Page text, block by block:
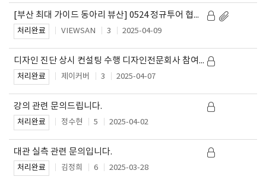
[부산 최대 가이드 동아리 뷰산] 0524 정규투어 협찬 제안의 건
처리완료 VIEWSAN 3 2025-04-09
디자인 진단 상시 컨설팅 수행 디자인전문회사 참여 방법 문의
처리완료 제이커버 3 2025-04-07
강의 관련 문의드립니다.
처리완료 정수현 5 2025-04-02
대관 실측 관련 문의입니다.
처리완료 김정희 6 2025-03-28